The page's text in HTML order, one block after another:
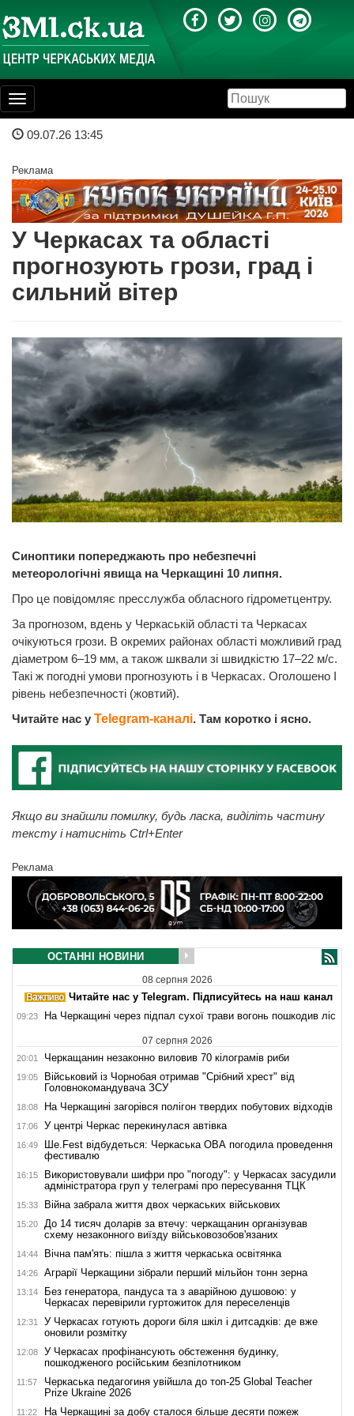
Toggle
navigation
09.07.26 13:45
Реклама
У Черкасах та області
прогнозують грози, град і
сильний вітер
Синоптики попереджають про небезпечні
метеорологічні явища на Черкащині 10 липня.
Про це повідомляє пресслужба обласного гідрометцентру.
За прогнозом, вдень у Черкаській області та Черкасах
очікуються грози. В окремих районах області можливий град
діаметром 6–19 мм, а також шквали зі швидкістю 17–22 м/с.
Такі ж погодні умови прогнозують і в Черкасах. Оголошено І
рівень небезпечності (жовтий).
Читайте нас у Telegram-каналі. Там коротко і ясно.
Якщо ви знайшли помилку, будь ласка, виділіть частину
тексту і натисніть Ctrl+Enter
Реклама
ОСТАННІ НОВИНИ
08 серпня 2026
Читайте нас у Telegram. Підписуйтесь на наш канал
09:23 На Черкащині через підпал сухої трави вогонь пошкодив ліс
07 серпня 2026
20:01 Черкащанин незаконно виловив 70 кілограмів риби
19:05
Військовий із Чорнобая отримав "Срібний хрест" від
Головнокомандувача ЗСУ
18:08 На Черкащині загорівся полігон твердих побутових відходів
17:06 У центрі Черкас перекинулася автівка
16:49
Ше.Fest відбудеться: Черкаська ОВА погодила проведення
фестивалю
16:15
Використовували шифри про "погоду": у Черкасах засудили
адміністратора груп у телеграмі про пересування ТЦК
15:33 Війна забрала життя двох черкаських військових
15:20
До 14 тисяч доларів за втечу: черкащанин організував
схему незаконного виїзду військовозобов'язаних
14:44 Вічна пам'ять: пішла з життя черкаська освітянка
14:26 Аграрії Черкащини зібрали перший мільйон тонн зерна
13:14
Без генератора, пандуса та з аварійною душовою: у
Черкасах перевірили гуртожиток для переселенців
12:31
У Черкасах готують дороги біля шкіл і дитсадків: де вже
оновили розмітку
12:08
У Черкасах профінансують обстеження будинку,
пошкодженого російським безпілотником
11:57
Черкаська педагогиня увійшла до топ-25 Global Teacher
Prize Ukraine 2026
11:22 На Черкащині за добу сталося більше десяти пожеж